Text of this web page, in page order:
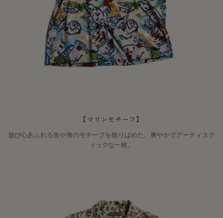
【マリンモチーフ】
遊び心あふれる魚や海のモチーフを散りばめた、爽やかでアーティステ
ィックな一枚。